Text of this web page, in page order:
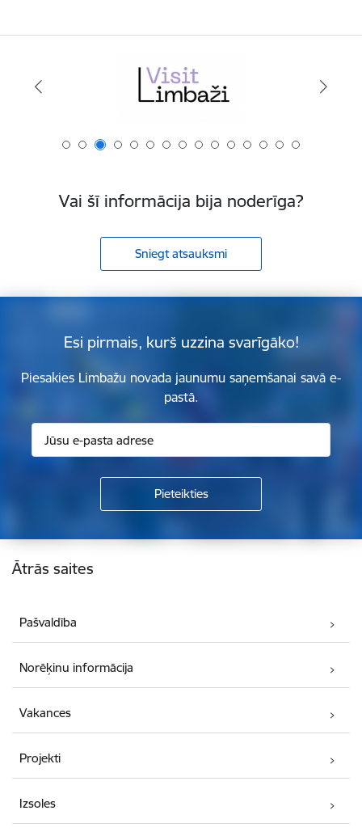
Vai šī informācija bija noderīga?
Sniegt atsauksmi
Esi pirmais, kurš uzzina svarīgāko!
Piesakies Limbažu novada jaunumu saņemšanai savā e-
pastā.
Kājene
Ātrās saites
Pašvaldība
Norēķinu informācija
Vakances
Projekti
Izsoles